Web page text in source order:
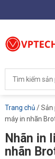
Trang chủ / Sản
máy in nhãn
Nhãn in
nhãn